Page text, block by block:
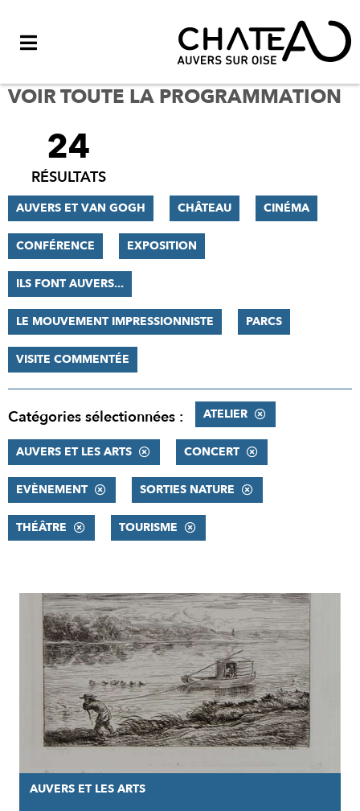
VOIR TOUTE LA PROGRAMMATION
FILTRER
RÉSULTATS
24
RÉSULTATS
AUVERS ET VAN GOGH CHÂTEAU CINÉMA
CONFÉRENCE EXPOSITION
ILS FONT AUVERS...
LE MOUVEMENT IMPRESSIONNISTE PARCS
VISITE COMMENTÉE
Catégories sélectionnées : ATELIER
AUVERS ET LES ARTS CONCERT
EVÈNEMENT SORTIES NATURE
THÉÂTRE TOURISME
RÉSULTATS
AUVERS ET LES ARTS